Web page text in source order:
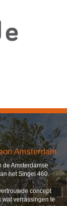
Amsterdam
de Amsterdamse
het Singel 460.
concept
wat verrassingen te